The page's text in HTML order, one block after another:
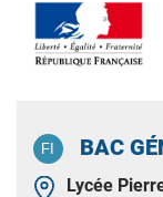
BAC
Lycée